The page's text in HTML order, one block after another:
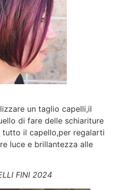
un taglio capelli,il
di fare delle schiariture
il capello,per regalarti
luce e brillantezza alle
FINI 2024